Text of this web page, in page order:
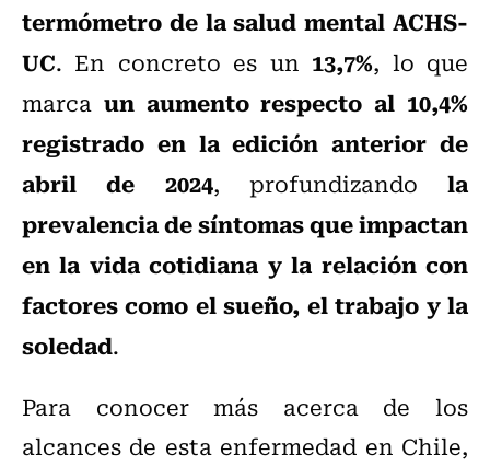
termómetro de la salud mental ACHS-
UC. En concreto es un 13,7%, lo que
marca un aumento respecto al 10,4%
registrado en la edición anterior de
abril de 2024, profundizando la
prevalencia de síntomas que impactan
en la vida cotidiana y la relación con
factores como el sueño, el trabajo y la
soledad.
Para conocer más acerca de los
alcances de esta enfermedad en Chile,